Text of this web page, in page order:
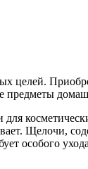
целей.
предметы
для
Щелочи,
особого